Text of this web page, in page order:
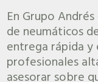
En Grupo
de neumáticos
entrega rápida
profesionales
asesorar sobre